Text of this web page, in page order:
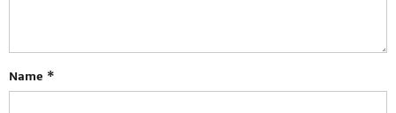
Name *